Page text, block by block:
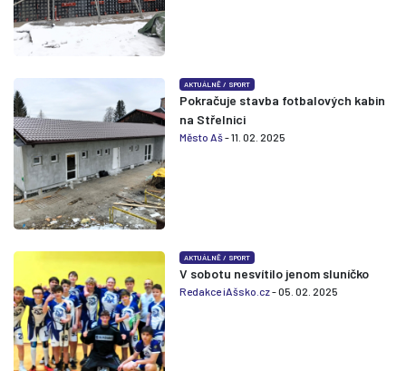
AKTUÁLNĚ / SPORT
Pokračuje stavba fotbalových kabin
na Střelnici
Město Aš- 11. 02. 2025
AKTUÁLNĚ / SPORT
V sobotu nesvítilo jenom sluníčko
Redakce iAšsko.cz- 05. 02. 2025